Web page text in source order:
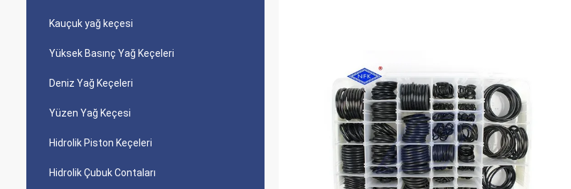
Kauçuk yağ keçesi
Yüksek Basınç Yağ Keçeleri
Deniz Yağ Keçeleri
Yüzen Yağ Keçesi
Hidrolik Piston Keçeleri
Hidrolik Çubuk Contaları